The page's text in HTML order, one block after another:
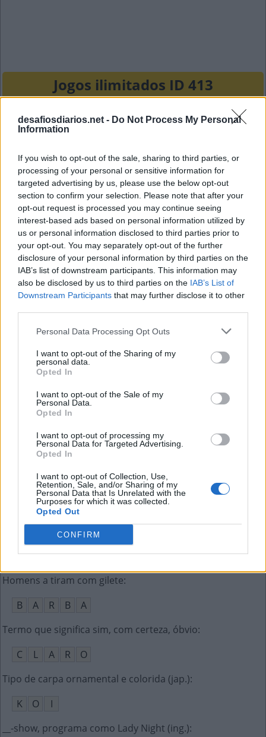
desafiosdiarios.net - Do Not Process My Personal
Information
If you wish to opt-out of the sale, sharing to third parties, or
processing of your personal or sensitive information for
targeted advertising by us, please use the below opt-out
section to confirm your selection. Please note that after your
opt-out request is processed you may continue seeing
interest-based ads based on personal information utilized by
us or personal information disclosed to third parties prior to
your opt-out. You may separately opt-out of the further
disclosure of your personal information by third parties on the
IAB’s list of downstream participants. This information may
also be disclosed by us to third parties on the IAB’s List of
Downstream Participants that may further disclose it to other
Personal Data Processing Opt Outs
I want to opt-out of the Sharing of my
personal data.
Opted In
I want to opt-out of the Sale of my
Personal Data.
Opted In
I want to opt-out of processing my
Personal Data for Targeted Advertising.
Opted In
I want to opt-out of Collection, Use,
Retention, Sale, and/or Sharing of my
Personal Data that Is Unrelated with the
Purposes for which it was collected.
Opted Out
CONFIRM
Jogos ilimitados ID 413
C A
A
T R I Z E
S
B
A R B
A
C
L A R
O
K
O I
Presentes nos pés, incomodam bastante:
C
A L O
S
A fonte padrão do Microsoft Word desde 2007
C
A L I B R
I
Famosa canção alfabética dos Jackson 5
B
C
A R R Ã
Sigla ligada ao colecionamento de armas no Brasil:
A
C
Diz-se do ser que pode voar:
L A D
O
Aquelas que interpretam papéis na TV, teatro etc.
A
T R I Z E
S
Homens a tiram com gilete:
B
A R B
A
Termo que significa sim, com certeza, óbvio:
C
L A R
O
Tipo de carpa ornamental e colorida (jap.):
K
O
I
__-show, programa como Lady Night (ing.):